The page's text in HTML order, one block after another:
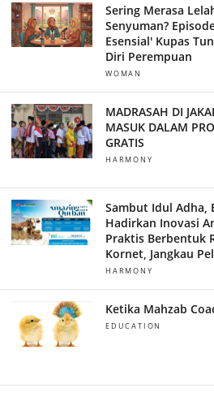
Sering Merasa
Senyuman?
Esensial' Kupas
Diri Perempuan
WOMAN
MADRASAH DI
MASUK DALAM
GRATIS
HARMONY
Sambut Idul Adha,
Hadirkan Inovasi
Praktis Berbentuk
Kornet, Jangkau
HARMONY
Ketika Mahzab
EDUCATION